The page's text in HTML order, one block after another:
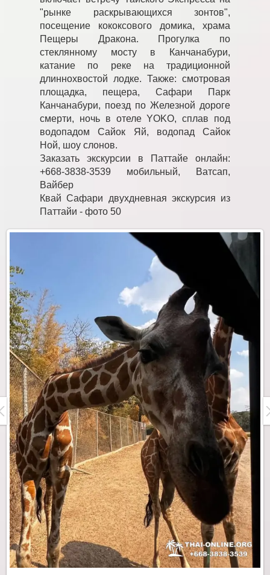
"рынке раскрывающихся зонтов",
посещение кококсового домика, храма
Пещеры Дракона. Прогулка по
стеклянному мосту в Канчанабури,
катание по реке на традиционной
длиннохвостой лодке. Также: смотровая
площадка, пещера, Сафари Парк
Канчанабури, поезд по Железной дороге
смерти, ночь в отеле YOKO, сплав под
водопадом Сайок Яй, водопад Сайок
Ной, шоу слонов.
Заказать экскурсии в Паттайе онлайн:
+668-3838-3539 мобильный, Ватсап,
Вайбер
Квай Сафари двухдневная экскурсия из
Паттайи - фото 50